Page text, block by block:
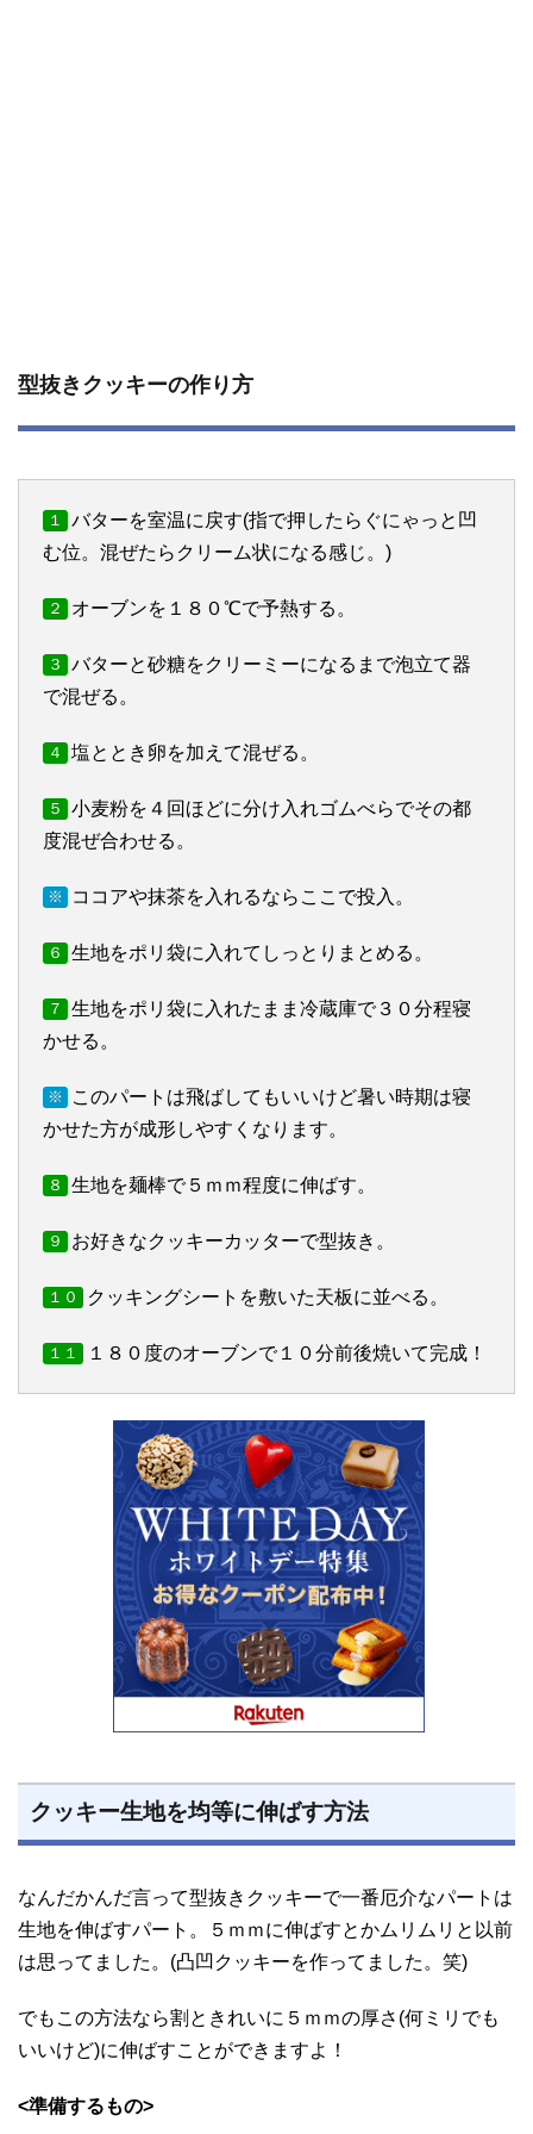
型抜きクッキーの作り方
１
バターを室温に戻す(指で押したらぐにゃっと凹
む位。混ぜたらクリーム状になる感じ。)
２ オーブンを１８０℃で予熱する。
３
バターと砂糖をクリーミーになるまで泡立て器
で混ぜる。
４ 塩ととき卵を加えて混ぜる。
５
小麦粉を４回ほどに分け入れゴムべらでその都
度混ぜ合わせる。
※ ココアや抹茶を入れるならここで投入。
６ 生地をポリ袋に入れてしっとりまとめる。
７
生地をポリ袋に入れたまま冷蔵庫で３０分程寝
かせる。
※
このパートは飛ばしてもいいけど暑い時期は寝
かせた方が成形しやすくなります。
８ 生地を麺棒で５ｍｍ程度に伸ばす。
９ お好きなクッキーカッターで型抜き。
１０ クッキングシートを敷いた天板に並べる。
１１ １８０度のオーブンで１０分前後焼いて完成！
クッキー生地を均等に伸ばす方法
なんだかんだ言って型抜きクッキーで一番厄介なパートは
生地を伸ばすパート。５ｍｍに伸ばすとかムリムリと以前
は思ってました。(凸凹クッキーを作ってました。笑)
でもこの方法なら割ときれいに５ｍｍの厚さ(何ミリでも
いいけど)に伸ばすことができますよ！
<準備するもの>